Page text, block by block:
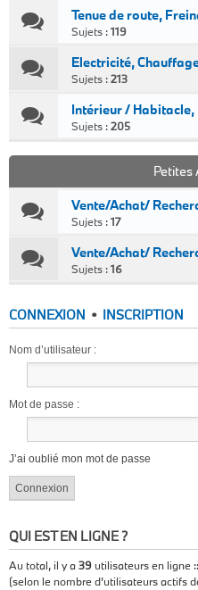
Tenue de route,
Sujets :119
Electricité,
Sujets :213
Intérieur / Habitacle,
Sujets :205
Petites
Vente/Achat/
Sujets :17
Vente/Achat/
Sujets :16
CONNEXION • INSCRIPTION
Nom d’utilisateur :
Mot de passe :
J’ai oublié mon mot de passe
QUI EST EN LIGNE ?
Au total, il y a39 utilisateurs en ligne
(selon le nombre d’utilisateurs actifs